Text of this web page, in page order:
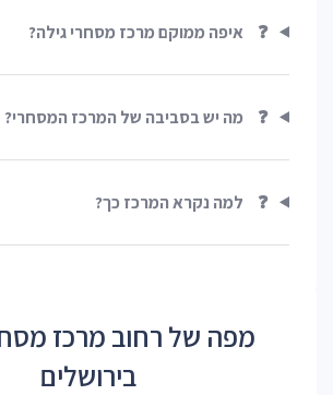
❓ איפה ממוקם מרכז מסחרי גילה?
❓ מה יש בסביבה של המרכז המסחרי?
❓ למה נקרא המרכז כך?
מפה של רחוב מרכז
בירושלים